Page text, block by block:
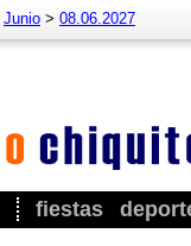
fiestas
Junio > 08.06.2027